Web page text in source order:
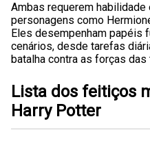
Ambas requerem habilidade
personagens como
Eles desempenham papéis
cenários, desde tarefas
batalha contra as forças das
Lista dos feitiços
Harry Potter